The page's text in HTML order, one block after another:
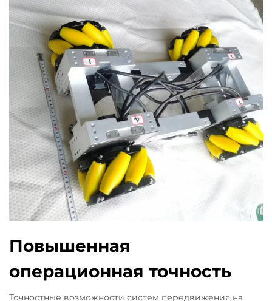
Повышенная
операционная точность
Точностные возможности систем передвижения на